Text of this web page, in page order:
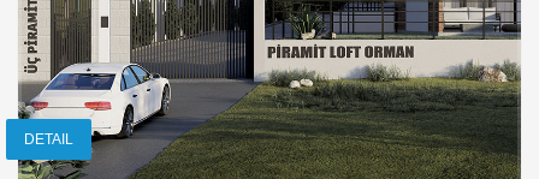
DETAIL